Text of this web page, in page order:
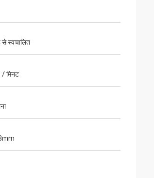
से स्वचालित
मिनट